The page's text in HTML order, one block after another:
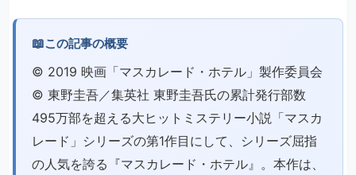
📖この記事の概要
©︎ 2019 映画「マスカレード・ホテル」製作委員会
©︎ 東野圭吾／集英社 東野圭吾氏の累計発行部数
495万部を超える大ヒットミステリー小説「マスカ
レード」シリーズの第1作目にして、シリーズ屈指
の人気を誇る『マスカレード・ホテル』。本作は、